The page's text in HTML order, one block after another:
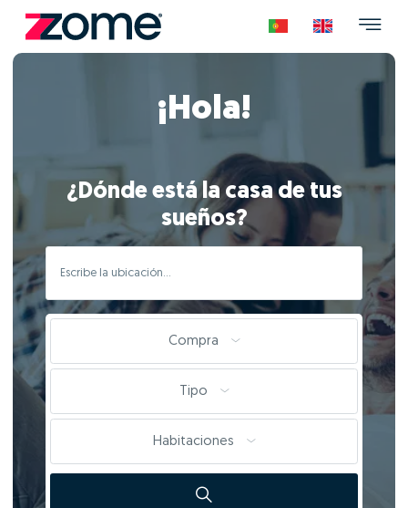
¡Hola!
¿Dónde está la casa de tus
sueños?
Compra
Tipo
Habitaciones